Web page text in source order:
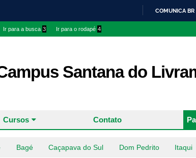
COMUNICA BR
Ir para a busca 3 Ir para o rodapé 4
Santana do
Cursos Contato
Bagé Caçapava do Sul Dom Pedrito Itaqui